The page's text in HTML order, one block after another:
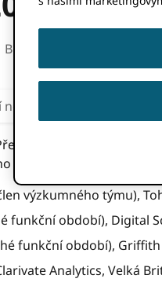
BY
tři roky. Informace v
a
nominačního výboru.
výzkumného týmu),
funkční období), Digital
funkční období),
Analytics, Velká